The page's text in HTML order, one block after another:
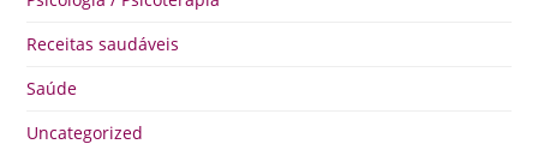
Receitas saudáveis
Saúde
Uncategorized